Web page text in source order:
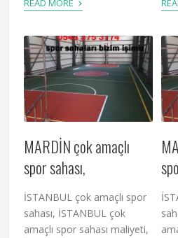
READ MORE
MARDİN çok amaçlı
spor sahası,
İSTANBUL çok amaçlı spor
sahası, İSTANBUL çok
amaçlı spor sahası maliyeti,